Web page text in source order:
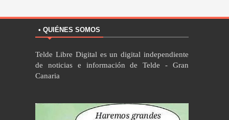
• QUIÉNES SOMOS
Telde Libre Digital es un digital independiente
de noticias e información de Telde - Gran
Canaria